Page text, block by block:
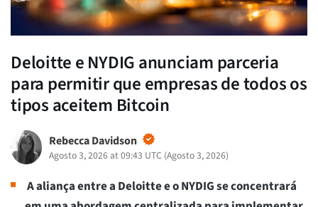
Deloitte e NYDIG anunciam parceria
para permitir que empresas de todos os
tipos aceitem Bitcoin
Rebecca Davidson
Agosto 3, 2026 at 09:43 UTC (Agosto 3, 2026)
A aliança entre a Deloitte e o NYDIG se concentrará